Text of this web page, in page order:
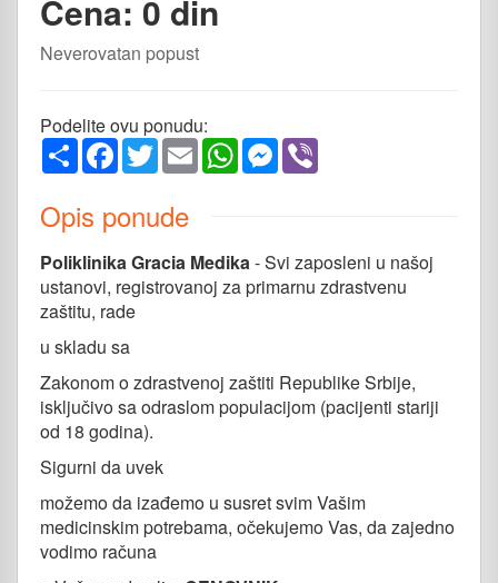
Cena: 0 din
Neverovatan popust
Podelite ovu ponudu:
ShareFacebook
TwitterEmailWhatsAppMessenger
Opis ponude
Poliklinika Gracia Medika- Svi zaposleni u našoj
ustanovi, registrovanoj za primarnu zdrastvenu
zaštitu, rade
u skladu sa
Zakonom o zdrastvenoj zaštiti Republike Srbije,
isključivo sa odraslom populacijom (pacijenti stariji
od 18 godina).
Sigurni da uvek
možemo da izađemo u susret svim Vašim
medicinskim potrebama, očekujemo Vas, da zajedno
vodimo računa